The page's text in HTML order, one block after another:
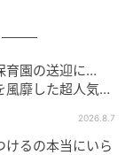
育園の送迎に…
風靡した超人気タ
2026.8.7
けるの本当にいら